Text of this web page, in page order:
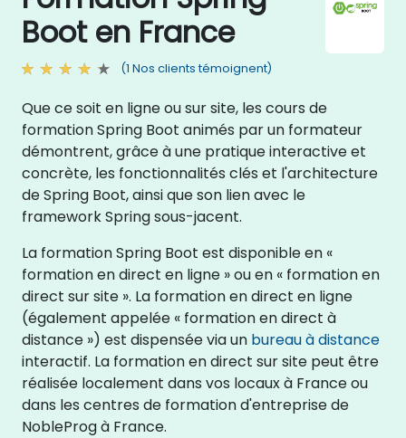
Boot en France
(1 Nos clients témoignent)
Que ce soit en ligne ou sur site, les cours de
formation Spring Boot animés par un formateur
démontrent, grâce à une pratique interactive et
concrète, les fonctionnalités clés et l'architecture
de Spring Boot, ainsi que son lien avec le
framework Spring sous-jacent.
La formation Spring Boot est disponible en «
formation en direct en ligne » ou en « formation en
direct sur site ». La formation en direct en ligne
(également appelée « formation en direct à
distance ») est dispensée via un bureau à distance
interactif. La formation en direct sur site peut être
réalisée localement dans vos locaux à France ou
dans les centres de formation d'entreprise de
NobleProg à France.